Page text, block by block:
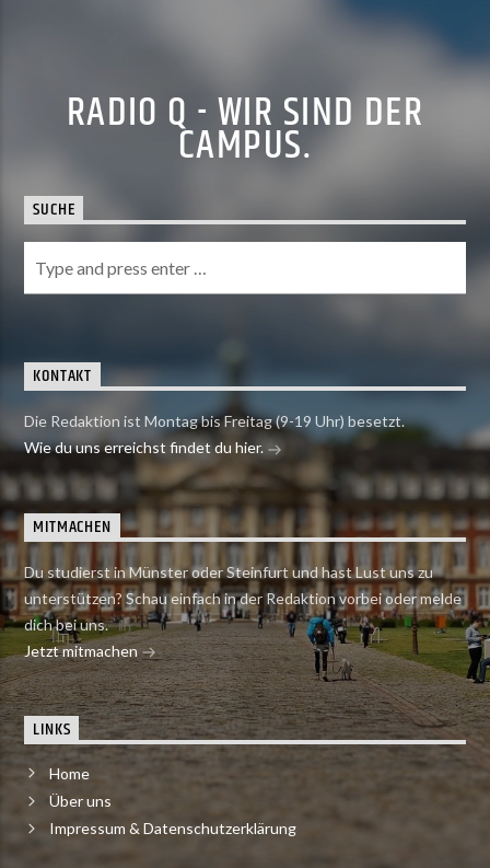
RADIO Q - WIR SIND DER
CAMPUS.
SUCHE
KONTAKT
Die Redaktion ist Montag bis Freitag (9-19 Uhr) besetzt.
Wie du uns erreichst findet du hier.
MITMACHEN
Du studierst in Münster oder Steinfurt und hast Lust uns zu
unterstützen? Schau einfach in der Redaktion vorbei oder melde
dich bei uns.
Jetzt mitmachen
LINKS
Home
Über uns
Impressum & Datenschutzerklärung